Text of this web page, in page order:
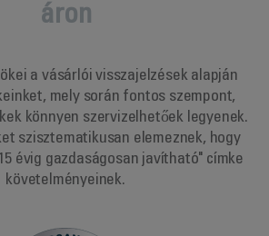
áron
a vásárlói visszajelzések alapján
mely során fontos szempont,
könnyen szervizelhetőek legyenek.
szisztematikusan elemeznek, hogy
évig gazdaságosan javítható" címke
követelményeinek.